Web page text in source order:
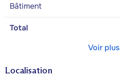
Bâtiment
Total
Voir plus
Localisation